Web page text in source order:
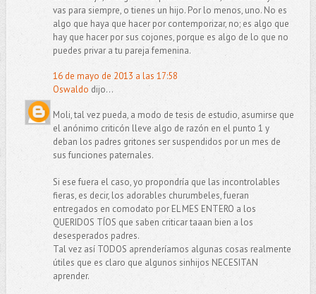
vas para siempre, o tienes un hijo. Por lo menos, uno. No es
algo que haya que hacer por contemporizar, no; es algo que
hay que hacer por sus cojones, porque es algo de lo que no
puedes privar a tu pareja femenina.
16 de mayo de 2013 a las 17:58
Oswaldo dijo...
Moli, tal vez pueda, a modo de tesis de estudio, asumirse que
el anónimo criticón lleve algo de razón en el punto 1 y
deban los padres gritones ser suspendidos por un mes de
sus funciones paternales.
Si ese fuera el caso, yo propondría que las incontrolables
fieras, es decir, los adorables churumbeles, fueran
entregados en comodato por EL MES ENTERO a los
QUERIDOS TÍOS que saben criticar taaan bien a los
desesperados padres.
Tal vez así TODOS aprenderíamos algunas cosas realmente
útiles que es claro que algunos sinhijos NECESITAN
aprender.